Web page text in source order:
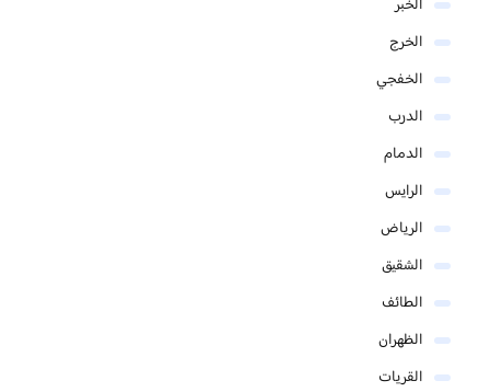
الخرج
الخفجي
الدرب
الدمام
الرايس
الرياض
الشقيق
الطائف
الظهران
القريات